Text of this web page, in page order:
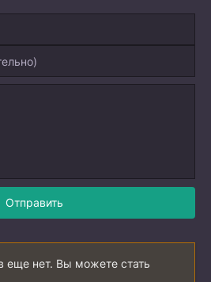
Отправить
еще нет. Вы можете стать